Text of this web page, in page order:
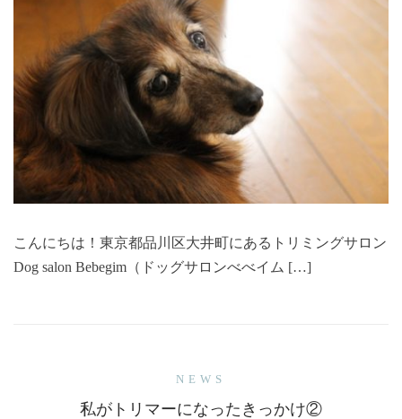
こんにちは！東京都品川区大井町にあるトリミングサロン
Dog salon Bebegim（ドッグサロンべべイム […]
NEWS
私がトリマーになったきっかけ②